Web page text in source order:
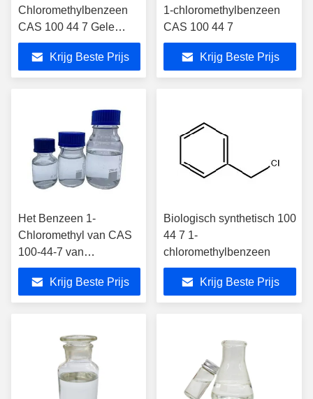
Chloromethylbenzeen
CAS 100 44 7 Gele
vloeistof
Krijg Beste Prijs
1-chloromethylbenzeen
CAS 100 44 7
Krijg Beste Prijs
Het Benzeen 1-
Chloromethyl van CAS
100-44-7 van
kleurstoftussenpersonen
Krijg Beste Prijs
Biologisch synthetisch 100
44 7 1-
chloromethylbenzeen
Krijg Beste Prijs